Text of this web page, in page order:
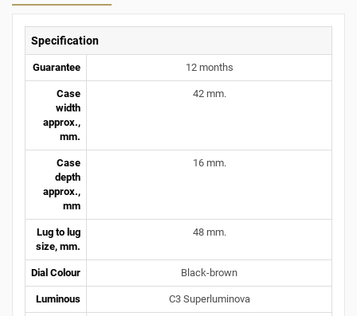
Specification
Guarantee 12 months
Case
width
approx.,
mm.
42 mm.
Case
depth
approx.,
mm
16 mm.
Lug to lug
size, mm.
48 mm.
Dial Colour Black-brown
Luminous C3 Superluminova